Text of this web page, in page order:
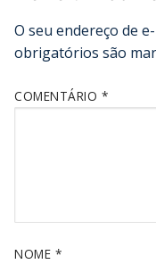
O seu endereço de
obrigatórios são
COMENTÁRIO *
NOME *